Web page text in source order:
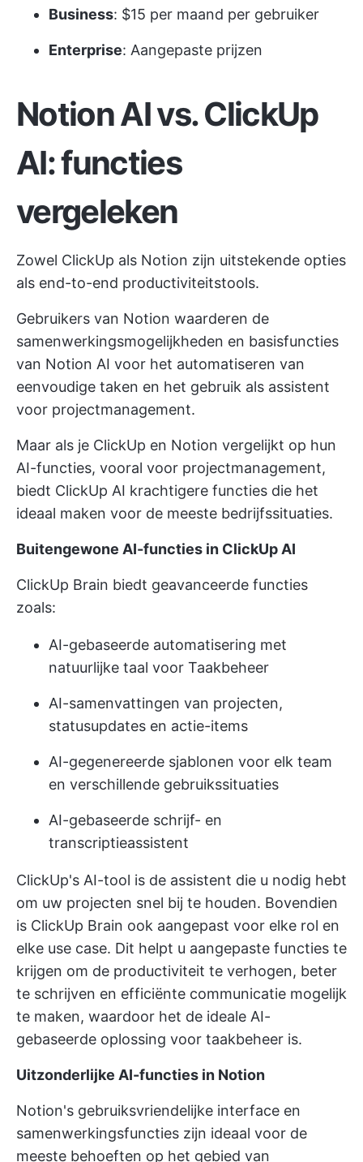
Business: $15 per maand per gebruiker
Enterprise: Aangepaste prijzen
Notion AI vs. ClickUp
AI: functies
vergeleken
Zowel ClickUp als Notion zijn uitstekende opties
als end-to-end productiviteitstools.
Gebruikers van Notion waarderen de
samenwerkingsmogelijkheden en basisfuncties
van Notion AI voor het automatiseren van
eenvoudige taken en het gebruik als assistent
voor projectmanagement.
Maar als je ClickUp en Notion vergelijkt op hun
AI-functies, vooral voor projectmanagement,
biedt ClickUp AI krachtigere functies die het
ideaal maken voor de meeste bedrijfssituaties.
Buitengewone AI-functies in ClickUp AI
ClickUp Brain biedt geavanceerde functies
zoals:
AI-gebaseerde automatisering met
natuurlijke taal voor Taakbeheer
AI-samenvattingen van projecten,
statusupdates en actie-items
AI-gegenereerde sjablonen voor elk team
en verschillende gebruikssituaties
AI-gebaseerde schrijf- en
transcriptieassistent
ClickUp's AI-tool is de assistent die u nodig hebt
om uw projecten snel bij te houden. Bovendien
is ClickUp Brain ook aangepast voor elke rol en
elke use case. Dit helpt u aangepaste functies te
krijgen om de productiviteit te verhogen, beter
te schrijven en efficiënte communicatie mogelijk
te maken, waardoor het de ideale AI-
gebaseerde oplossing voor taakbeheer is.
Uitzonderlijke AI-functies in Notion
Notion's gebruiksvriendelijke interface en
samenwerkingsfuncties zijn ideaal voor de
meeste behoeften op het gebied van